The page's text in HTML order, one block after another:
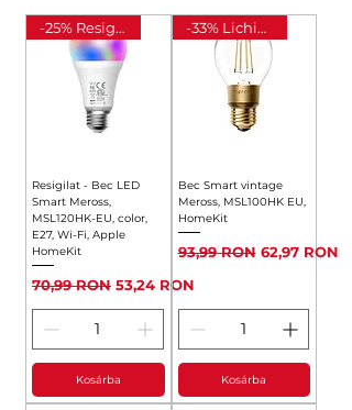
-25% Resigilat
Resigilat - Bec LED
Smart Meross,
MSL120HK-EU, color,
E27, Wi-Fi, Apple
HomeKit
Szokásos ár
70,99 RON Akciós ár
53,24 RON
Kosárba
-33% Lichidare
Bec Smart vintage
Meross, MSL100HK EU,
HomeKit
Szokásos ár
93,99 RON Akciós ár
62,97 RON
Kosárba